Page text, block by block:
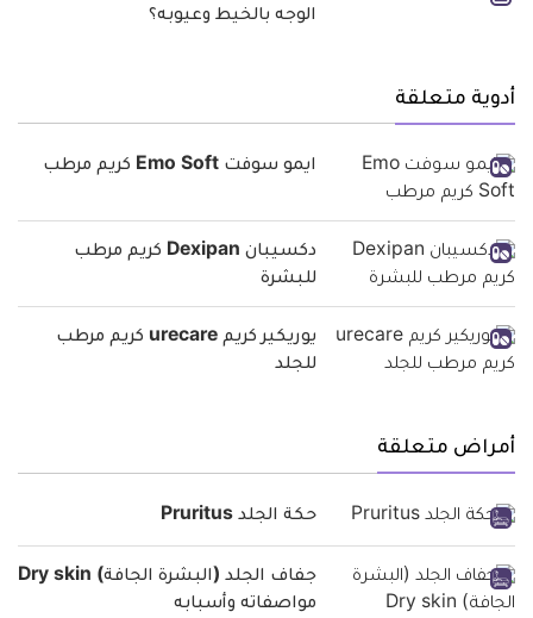
الوجه بالخيط وعيوبه؟
أدوية متعلقة
ايمو سوفت Emo Soft كريم مرطب
دكسيبان Dexipan كريم مرطب
للبشرة
يوريكير كريم urecare كريم مرطب
للجلد
أمراض متعلقة
حكة الجلد Pruritus
جفاف الجلد (البشرة الجافة) Dry skin
مواصفاته وأسبابه